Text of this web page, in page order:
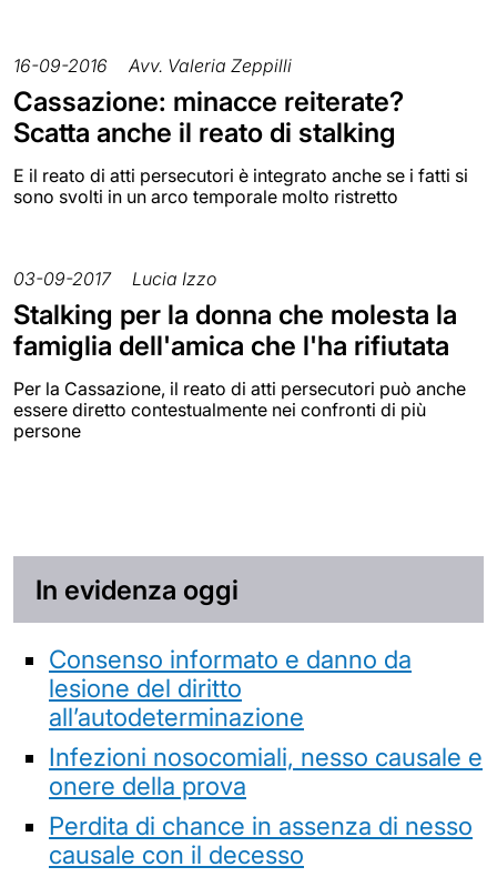
16-09-2016 Avv. Valeria Zeppilli
Cassazione: minacce reiterate?
Scatta anche il reato di stalking
E il reato di atti persecutori è integrato anche se i fatti si
sono svolti in un arco temporale molto ristretto
03-09-2017 Lucia Izzo
Stalking per la donna che molesta la
famiglia dell'amica che l'ha rifiutata
Per la Cassazione, il reato di atti persecutori può anche
essere diretto contestualmente nei confronti di più
persone
In evidenza oggi
Consenso informato e danno da
lesione del diritto
all’autodeterminazione
Infezioni nosocomiali, nesso causale e
onere della prova
Perdita di chance in assenza di nesso
causale con il decesso